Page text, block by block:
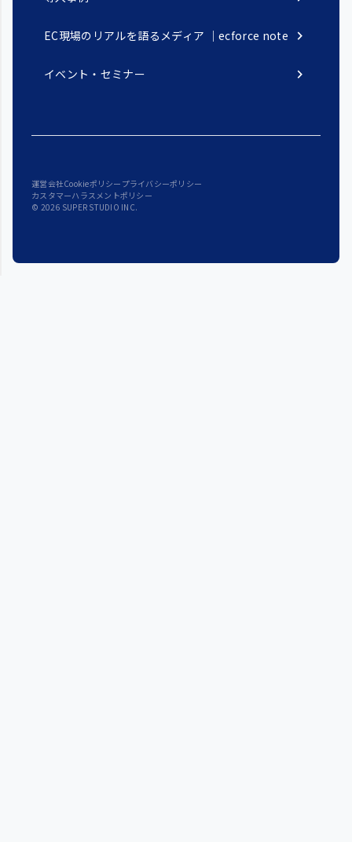
EC現場のリアルを語るメディア ｜ecforce note chevron_right
イベント・セミナー chevron_right
運営会社Cookieポリシー プライバシーポリシー
カスタマーハラスメントポリシー
© 2026 SUPER STUDIO INC.